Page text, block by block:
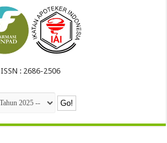
ISSN : 2686-2506